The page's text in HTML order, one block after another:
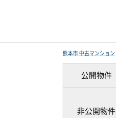
熊本市 中古マンション
公開物件
非公開物件